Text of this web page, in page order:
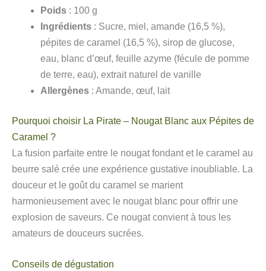
Poids : 100 g
Ingrédients : Sucre, miel, amande (16,5 %),
pépites de caramel (16,5 %), sirop de glucose,
eau, blanc d’œuf, feuille azyme (fécule de pomme
de terre, eau), extrait naturel de vanille
Allergènes : Amande, œuf, lait
Pourquoi choisir La Pirate – Nougat Blanc aux Pépites de
Caramel ?
La fusion parfaite entre le nougat fondant et le caramel au
beurre salé crée une expérience gustative inoubliable. La
douceur et le goût du caramel se marient
harmonieusement avec le nougat blanc pour offrir une
explosion de saveurs. Ce nougat convient à tous les
amateurs de douceurs sucrées.
Conseils de dégustation